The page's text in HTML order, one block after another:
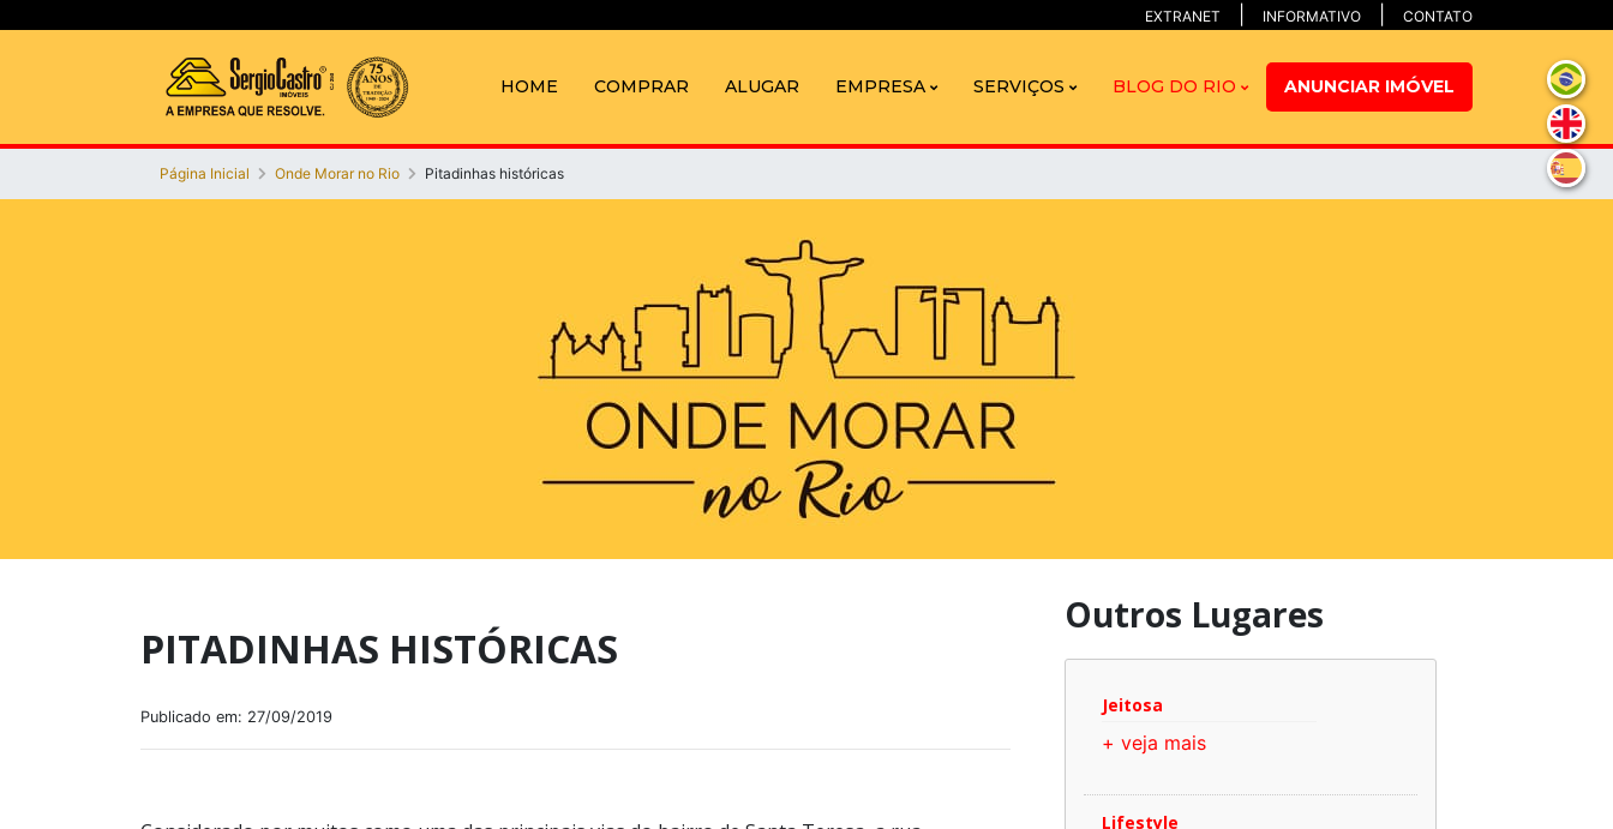
EXTRANET INFORMATIVO CONTATO
HOME COMPRAR ALUGAR EMPRESA SERVIÇOS BLOG DO RIO ANUNCIAR IMÓVEL
Página Inicial Onde Morar no Rio Pitadinhas históricas
PITADINHAS HISTÓRICAS
Publicado em: 27/09/2019
Outros Lugares
Jeitosa
+ veja mais
Lifestyle